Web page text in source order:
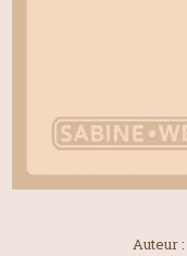
Auteur :